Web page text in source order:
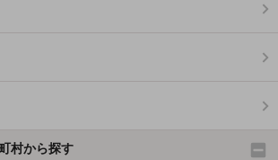
村から探す